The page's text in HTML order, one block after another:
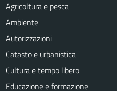
Agricoltura e pesca
Ambiente
Autorizzazioni
Catasto e urbanistica
Cultura e tempo libero
Educazione e formazione